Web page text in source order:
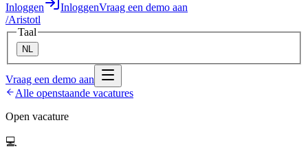
Inloggen InloggenVraag een demo aan
/Aristotl
Taal
NL
Vraag een demo aan
Alle openstaande vacatures
Open vacature
💻